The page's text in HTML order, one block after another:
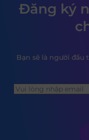
Đăng ký
Bạn sẽ là người